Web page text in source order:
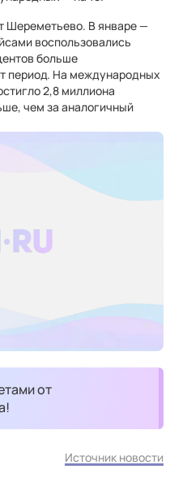
Шереметьево. В январе —
воспользовались
больше
период. На международных
2,8 миллиона
чем за аналогичный
от
Источник новости